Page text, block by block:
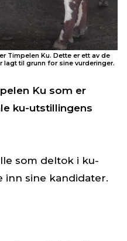
Timpelen Ku. Dette er ett av de
til grunn for sine vurderinger.
Ku som er
ku-utstillingens
som deltok i ku-
inn sine kandidater.